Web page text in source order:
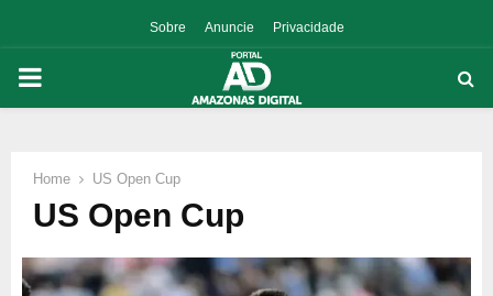
Sobre Anuncie Privacidade
PRIMARY
Home US Open Cup
US Open Cup